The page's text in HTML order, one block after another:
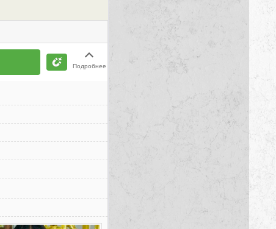
Подробнее